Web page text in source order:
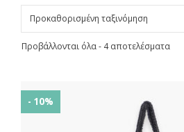
Προβάλλονται όλα - 4 αποτελέσματα
- 10%